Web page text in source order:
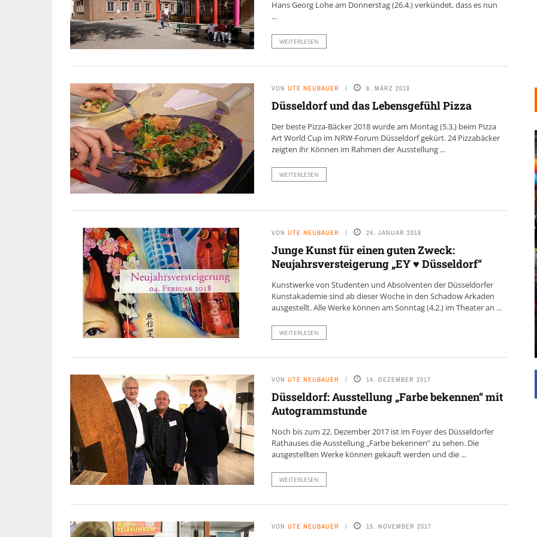
Hans Georg Lohe am Donnerstag (26.4.) verkündet, dass es nun
...
WEITERLESEN
VON UTE NEUBAUER 6. MÄRZ 2018
Düsseldorf und das Lebensgefühl Pizza
Der beste Pizza-Bäcker 2018 wurde am Montag (5.3.) beim Pizza
Art World Cup im NRW-Forum Düsseldorf gekürt. 24 Pizzabäcker
zeigten ihr Können im Rahmen der Ausstellung ...
WEITERLESEN
VON UTE NEUBAUER 24. JANUAR 2018
Junge Kunst für einen guten Zweck:
Neujahrsversteigerung „EY ♥ Düsseldorf“
Kunstwerke von Studenten und Absolventen der Düsseldorfer
Kunstakademie sind ab dieser Woche in den Schadow Arkaden
ausgestellt. Alle Werke können am Sonntag (4.2.) im Theater an ...
WEITERLESEN
VON UTE NEUBAUER 14. DEZEMBER 2017
Düsseldorf: Ausstellung „Farbe bekennen“ mit
Autogrammstunde
Noch bis zum 22. Dezember 2017 ist im Foyer des Düsseldorfer
Rathauses die Ausstellung „Farbe bekennen“ zu sehen. Die
ausgestellten Werke können gekauft werden und die ...
WEITERLESEN
VON UTE NEUBAUER 15. NOVEMBER 2017
KUNSTSTOFFFENSTER DEN
LOFT-STIL IN IHREM
EINFAMILIENHAUS
UNTERSTÜTZEN
Die Inspiration des industriellen Chics sind die
Werkshallen des Industriezeitalters. Die Basis für